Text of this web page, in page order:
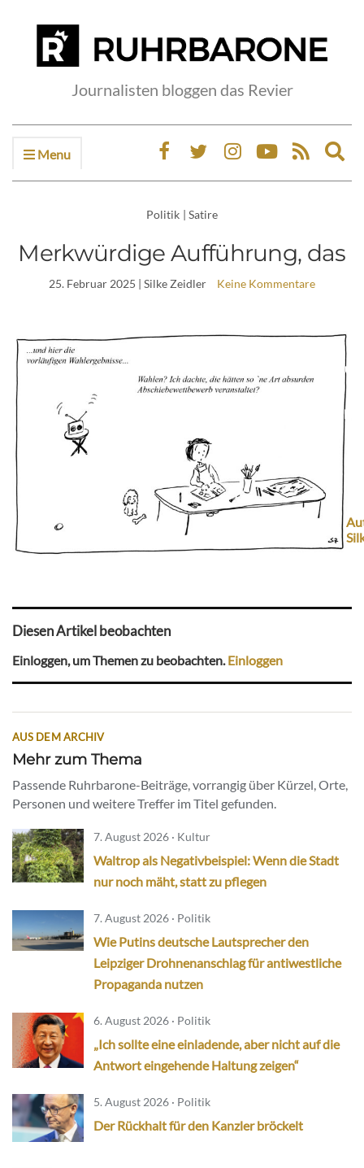
Journalisten bloggen das Revier
Menu
Politik | Satire
Merkwürdige Aufführung, das
25. Februar 2025 | Silke Zeidler Keine Kommentare
Beitrag
Browser-Push
Diesen Artikel beobachten
Einloggen, um Themen zu beobachten. Einloggen
AUS DEM ARCHIV
Mehr zum Thema
Passende Ruhrbarone-Beiträge, vorrangig über Kürzel, Orte,
Personen und weitere Treffer im Titel gefunden.
7. August 2026 · Kultur
Waltrop als Negativbeispiel: Wenn die Stadt
nur noch mäht, statt zu pflegen
7. August 2026 · Politik
Wie Putins deutsche Lautsprecher den
Leipziger Drohnenanschlag für antiwestliche
Propaganda nutzen
6. August 2026 · Politik
„Ich sollte eine einladende, aber nicht auf die
Antwort eingehende Haltung zeigen“
5. August 2026 · Politik
Der Rückhalt für den Kanzler bröckelt